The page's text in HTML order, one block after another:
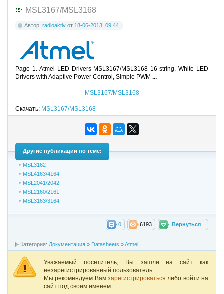
MSL3167/MSL3168
Автор: radioaktiv от 18-06-2013, 09:44
Page 1. Atmel LED Drivers MSL3167/MSL3168 16-string, White LED
Drivers with Adaptive Power Control, Simple PWM ...
MSL3167/MSL3168
Скачать: MSL3167/MSL3168
Другие публикации по теме:
MSL3162
MSL4163/4164
MSL2041/2042
MSL2160/2161
MSL3163/3164
Вернуться
6193
0
Категория: Документация » Datasheets »Atmel
Уважаемый посетитель, Вы зашли на сайт как
незарегистрированный пользователь.
Мы рекомендуем Вам зарегистрироватьсялибо войти на
сайт под своим именем.